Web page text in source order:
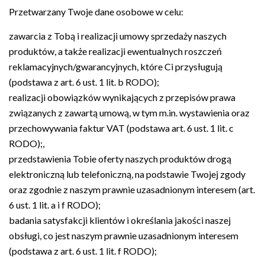
Przetwarzany Twoje dane osobowe w celu:
zawarcia z Tobą i realizacji umowy sprzedaży naszych
produktów, a także realizacji ewentualnych roszczeń
reklamacyjnych/gwarancyjnych, które Ci przysługują
(podstawa z art. 6 ust. 1 lit. b RODO);
realizacji obowiązków wynikających z przepisów prawa
związanych z zawartą umową, w tym m.in. wystawienia oraz
przechowywania faktur VAT (podstawa art. 6 ust. 1 lit. c
RODO);,
przedstawienia Tobie oferty naszych produktów drogą
elektroniczną lub telefoniczną, na podstawie Twojej zgody
oraz zgodnie z naszym prawnie uzasadnionym interesem (art.
6 ust. 1 lit. a i f RODO);
badania satysfakcji klientów i określania jakości naszej
obsługi, co jest naszym prawnie uzasadnionym interesem
(podstawa z art. 6 ust. 1 lit. f RODO);